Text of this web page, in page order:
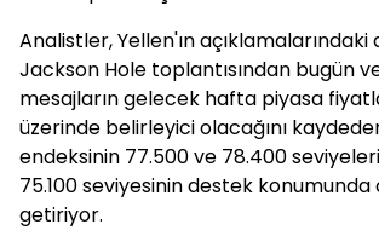
Analistler, Yellen'ın
Jackson Hole toplantısından bugün
mesajların gelecek hafta piyasa
üzerinde belirleyici olacağını
endeksinin 77.500 ve 78.400
75.100 seviyesinin destek konumunda
getiriyor.